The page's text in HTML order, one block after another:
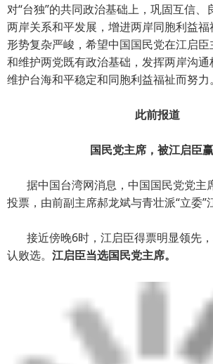
对“台独”的共同政治基础上，巩固互信、
两岸关系和平发展，增进两岸同胞利益
形势复杂严峻，希望中国国民党在江启
和维护两党既有政治基础，发挥两岸沟
维护台海和平稳定和同胞利益福祉而努力。
此前报道
国民党主席，被江启臣
据中国台湾网消息，中国国民党党主
投票，由前副主席郝龙斌与青壮派“立委”
接近傍晚6时，江启臣得票明显领先
认败选。 江启臣当选国民党主席。